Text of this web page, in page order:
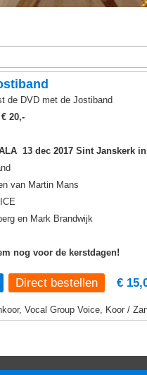
de DVD met de Jostiband
20,-
13 dec 2017 Sint Janskerk
van Martin Mans
en Mark Brandwijk
nog voor de kerstdagen!
€
Vocal Group Voice, Koor /